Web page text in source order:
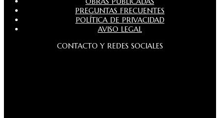
PREGUNTAS FRECUENTES
POLÍTICA DE PRIVACIDAD
AVISO LEGAL
CONTACTO Y REDES SOCIALES